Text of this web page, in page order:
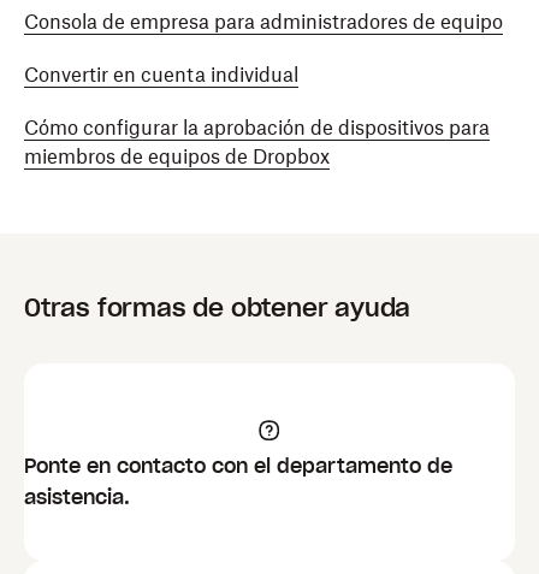
Consola de empresa para administradores de equipo
Convertir en cuenta individual
Cómo configurar la aprobación de dispositivos para
miembros de equipos de Dropbox
Otras formas de obtener ayuda
Ponte en contacto con el departamento de
asistencia.